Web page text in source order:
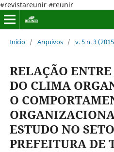
#revistareunir #reunir
Início / Arquivos / v. 5 n. 3
RELAÇÃO
DO CLIMA
O
ESTUDO NO
PREFEITURA DE